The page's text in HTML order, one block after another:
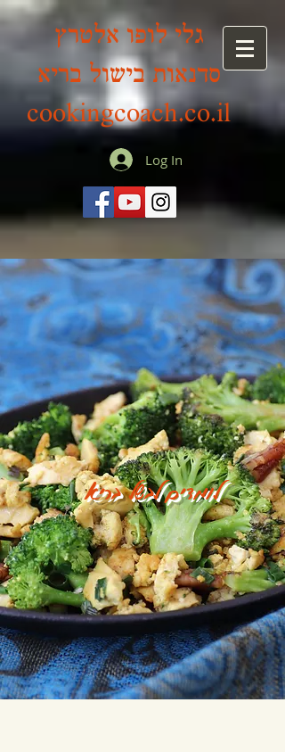
גלי לופו אלטרץ
סדנאות בישול בריא
cookingcoach.co.il
Log In
לומדים לבשל בריא